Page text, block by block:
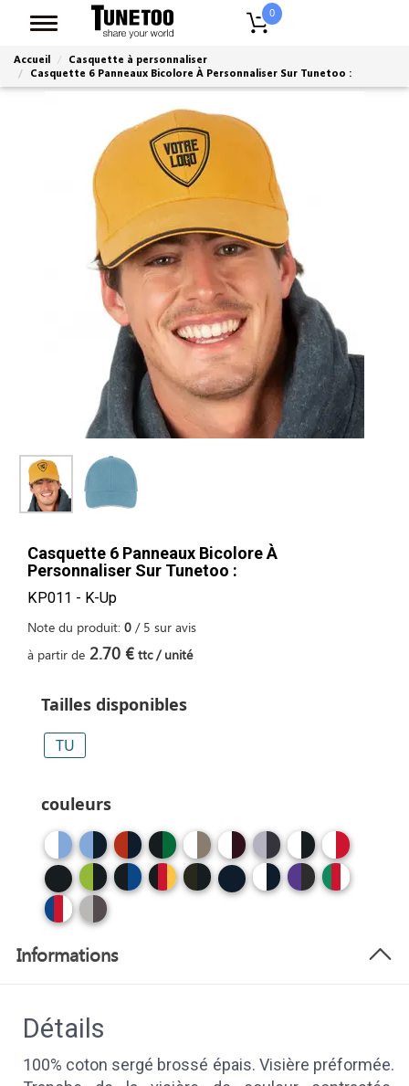
0
Accueil
Casquette à personnaliser
Casquette 6 Panneaux Bicolore À Personnaliser Sur Tunetoo :
Casquette 6 Panneaux Bicolore À
Personnaliser Sur Tunetoo :
KP011 - K-Up
Note du produit: 0 / 5 sur avis
à partir de 2.70 € ttc / unité
Tailles disponibles
TU
couleurs
Informations
Détails
100% coton sergé brossé épais. Visière préformée.